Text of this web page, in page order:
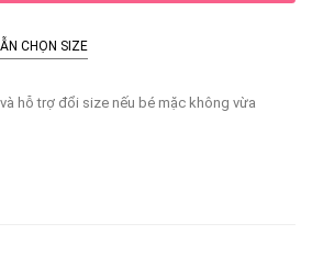
CHỌN SIZE
hỗ trợ đổi size nếu bé mặc không vừa